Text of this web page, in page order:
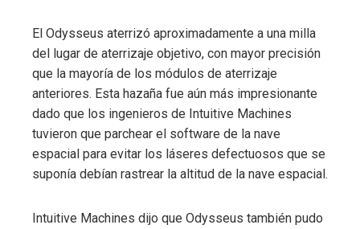
El Odysseus aterrizó aproximadamente a una milla
del lugar de aterrizaje objetivo, con mayor precisión
que la mayoría de los módulos de aterrizaje
anteriores. Esta hazaña fue aún más impresionante
dado que los ingenieros de Intuitive Machines
tuvieron que parchear el software de la nave
espacial para evitar los láseres defectuosos que se
suponía debían rastrear la altitud de la nave espacial.
Intuitive Machines dijo que Odysseus también pudo